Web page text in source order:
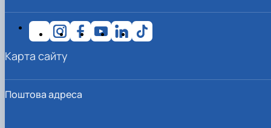
Поштова адреса
Карта сайту